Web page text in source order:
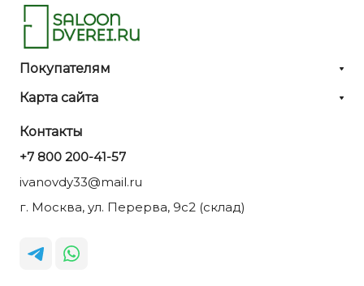
Покупателям
Карта сайта
Контакты
+7 800 200-41-57
ivanovdy33@mail.ru
г. Москва, ул. Перерва, 9с2 (склад)